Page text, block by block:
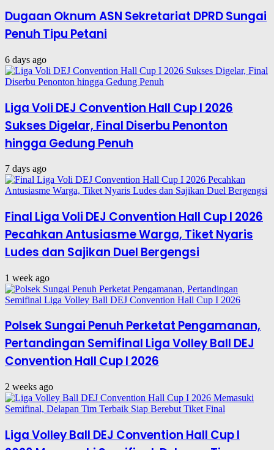
Dugaan Oknum ASN Sekretariat DPRD Sungai
Penuh Tipu Petani
6 days ago
Liga Voli DEJ Convention Hall Cup I 2026
Sukses Digelar, Final Diserbu Penonton
hingga Gedung Penuh
7 days ago
Final Liga Voli DEJ Convention Hall Cup I 2026
Pecahkan Antusiasme Warga, Tiket Nyaris
Ludes dan Sajikan Duel Bergengsi
1 week ago
Polsek Sungai Penuh Perketat Pengamanan,
Pertandingan Semifinal Liga Volley Ball DEJ
Convention Hall Cup I 2026
2 weeks ago
Liga Volley Ball DEJ Convention Hall Cup I